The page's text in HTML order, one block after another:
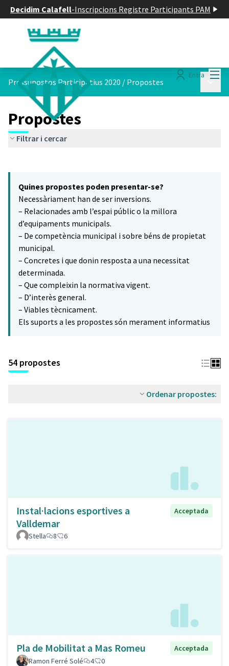
Decidim Calafell-Inscripcions Registre Participants PAM
Entra
Pressupostos Participatius 2020 / Propostes
Propostes
Filtrar i cercar
−
Quines propostes poden presentar-se?
Necessàriament han de ser inversions.
– Relacionades amb l’espai públic o la millora
d’equipaments municipals.
– De competència municipal i sobre béns de propietat
municipal.
– Concretes i que donin resposta a una necessitat
determinada.
– Que compleixin la normativa vigent.
– D’interès general.
– Viables tècnicament.
Els suports a les propostes són merament informatius
54 propostes
Ordenar propostes:
Instal·lacions esportives a
Valldemar
Acceptada
Stella 8 6
Pla de Mobilitat a Mas Romeu
Acceptada
Ramon Ferré Solé
4 0